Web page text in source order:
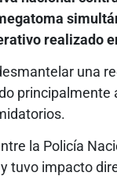
realizado
una
la Policía
tuvo impacto